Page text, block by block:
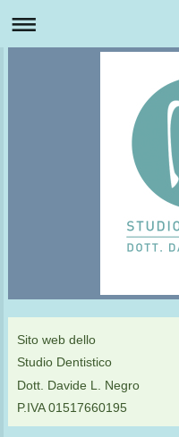
Sito web dello
Studio Dentistico
Dott. Davide L. Negro
P.IVA 01517660195